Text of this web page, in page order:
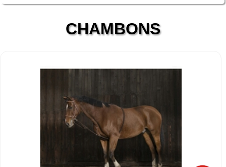
CHAMBONS